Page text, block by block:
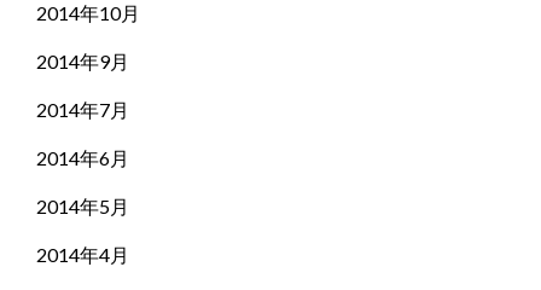
2014年10月
2014年9月
2014年7月
2014年6月
2014年5月
2014年4月